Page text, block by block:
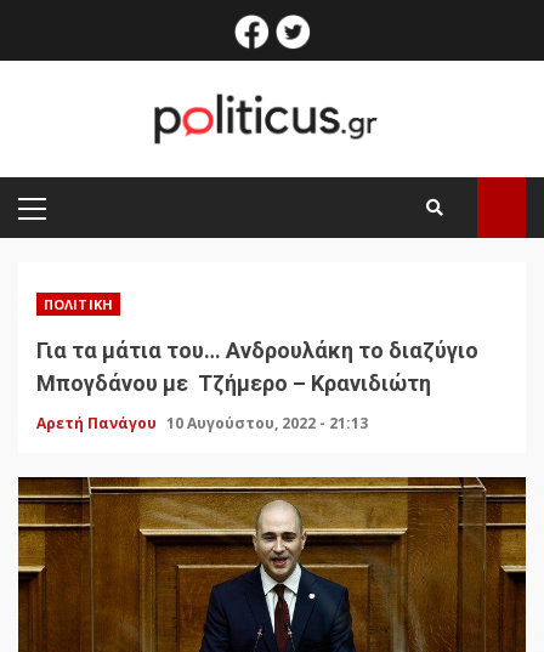
facebook
PRIMARY
MENU
ΠΟΛΙΤΙΚΉ
Για τα μάτια του… Ανδρουλάκη το διαζύγιο
Μπογδάνου με Τζήμερο – Κρανιδιώτη
Αρετή Πανάγου 10 Αυγούστου, 2022 - 21:13